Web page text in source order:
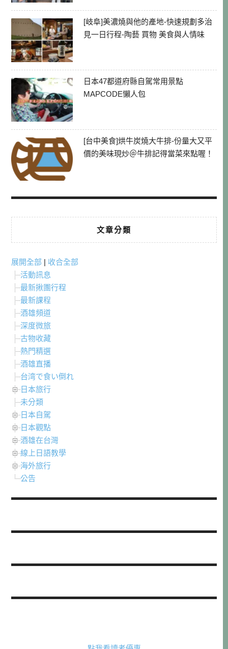
[岐阜]美濃燒與他的產地-快速規劃多治
見一日行程-陶藝 買物 美食與人情味
日本47都道府縣自駕常用景點
MAPCODE懶人包
[台中美食]烘牛炭燒大牛排-份量大又平
價的美味現炒＠牛排記得當菜來點喔！
文章分類
展開全部 | 收合全部
活動訊息
最新揪團行程
最新課程
酒雄頻道
深度微旅
古物收藏
熱門精選
酒雄直播
台湾で食い倒れ
日本旅行
未分類
日本自駕
日本觀點
酒雄在台灣
線上日語教學
海外旅行
公告